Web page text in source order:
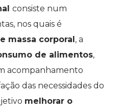
consiste num
nos quais é
massa corporal, a
de alimentos,
acompanhamento
das necessidades do
melhorar o